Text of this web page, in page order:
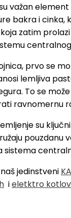
važan
bakra i
zatim
prvo se
lemljiva
To se
su
sistema
jedinstveni
ieletktro